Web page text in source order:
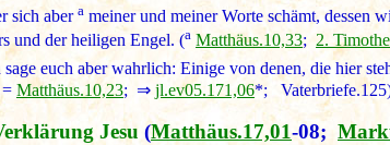
sich aber a meiner und meiner Worte schämt, dessen
und der heiligen Engel. (a Matthäus.10,33; 2.
euch aber wahrlich: Einige von denen, die hier
= Matthäus.10,23; ⇒ jl.ev05.171,06*;
Jesu (Matthäus.17,01-08;